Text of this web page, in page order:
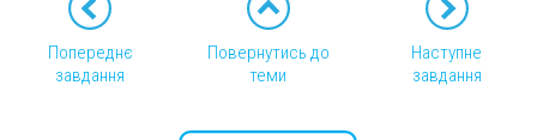
Попереднє
завдання
Повернутись до
теми
Наступне
завдання